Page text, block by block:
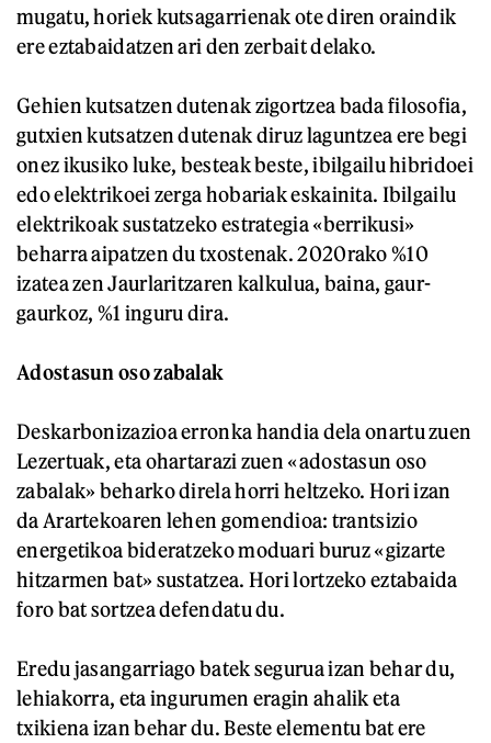
mugatu, horiek kutsagarrienak ote diren oraindik
ere eztabaidatzen ari den zerbait delako.
Gehien kutsatzen dutenak zigortzea bada filosofia,
gutxien kutsatzen dutenak diruz laguntzea ere begi
onez ikusiko luke, besteak beste, ibilgailu hibridoei
edo elektrikoei zerga hobariak eskainita. Ibilgailu
elektrikoak sustatzeko estrategia «berrikusi»
beharra aipatzen du txostenak. 2020rako %10
izatea zen Jaurlaritzaren kalkulua, baina, gaur-
gaurkoz, %1 inguru dira.
Adostasun oso zabalak
Deskarbonizazioa erronka handia dela onartu zuen
Lezertuak, eta ohartarazi zuen «adostasun oso
zabalak» beharko direla horri heltzeko. Hori izan
da Arartekoaren lehen gomendioa: trantsizio
energetikoa bideratzeko moduari buruz «gizarte
hitzarmen bat» sustatzea. Hori lortzeko eztabaida
foro bat sortzea defendatu du.
Eredu jasangarriago batek segurua izan behar du,
lehiakorra, eta ingurumen eragin ahalik eta
txikiena izan behar du. Beste elementu bat ere